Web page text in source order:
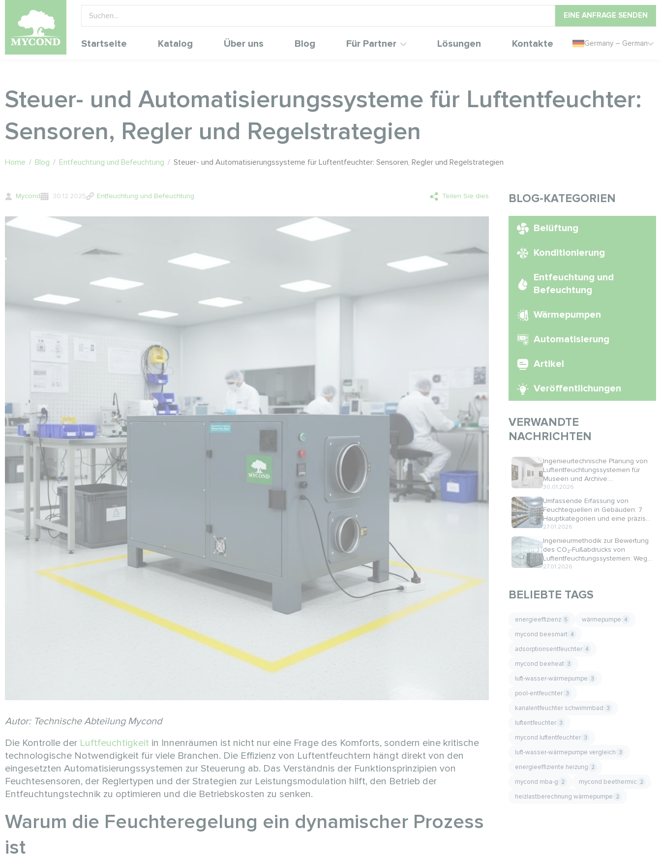
EINE ANFRAGE SENDEN
Startseite Katalog Über uns Blog Für Partner Lösungen Kontakte Germany – German
Steuer- und Automatisierungssysteme für Luftentfeuchter:
Sensoren, Regler und Regelstrategien
Home / Blog / Entfeuchtung und Befeuchtung / Steuer- und Automatisierungssysteme für Luftentfeuchter: Sensoren, Regler und Regelstrategien
Mycond 30.12.2025 Entfeuchtung und Befeuchtung Teilen Sie dies
Autor: Technische Abteilung Mycond
Die Kontrolle der Luftfeuchtigkeit in Innenräumen ist nicht nur eine Frage des Komforts, sondern eine kritische
technologische Notwendigkeit für viele Branchen. Die Effizienz von Luftentfeuchtern hängt direkt von den
eingesetzten Automatisierungssystemen zur Steuerung ab. Das Verständnis der Funktionsprinzipien von
Feuchtesensoren, der Reglertypen und der Strategien zur Leistungsmodulation hilft, den Betrieb der
Entfeuchtungstechnik zu optimieren und die Betriebskosten zu senken.
Warum die Feuchteregelung ein dynamischer Prozess
ist
BLOG-KATEGORIEN
Belüftung
Konditionierung
Entfeuchtung und
Befeuchtung
Wärmepumpen
Automatisierung
Artikel
Veröffentlichungen
VERWANDTE
NACHRICHTEN
Ingenieurtechnische Planung von
Luftentfeuchtungssystemen für
Museen und Archive:
Technologien und Berechnungen
30.01.2026
Umfassende Erfassung von
Feuchtequellen in Gebäuden: 7
Hauptkategorien und eine präzise
Berechnungsmethodik
27.01.2026
Ingenieurmethodik zur Bewertung
des CO₂-Fußabdrucks von
Luftentfeuchtungssystemen: Wege
zur Minimierung der CO₂-
27.01.2026
BELIEBTE TAGS
energieeffizienz 5 wärmepumpe 4
mycond beesmart 4
adsorptionsentfeuchter 4
mycond beeheat 3
luft-wasser-wärmepumpe 3
pool-entfeuchter 3
kanalentfeuchter schwimmbad 3
luftentfeuchter 3
mycond luftentfeuchter 3
luft-wasser-wärmepumpe vergleich 3
energieeffiziente heizung 2
mycond mba-g 2 mycond beethermic 2
heizlastberechnung wärmepumpe 2